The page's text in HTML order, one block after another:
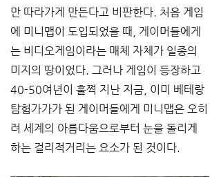
만 따라가게 만든다고 비판한다. 처음 게임
에 미니맵이 도입되었을 때, 게이머들에게
는 비디오게임이라는 매체 자체가 일종의
미지의 땅이었다. 그러나 게임이 등장하고
40-50여년이 훌쩍 지난 지금, 이미 베테랑
탐험가가가 된 게이머들에게 미니맵은 오히
려 세계의 아름다움으로부터 눈을 돌리게
하는 걸리적거리는 요소가 된 것이다.